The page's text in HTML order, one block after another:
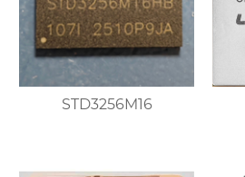
STD3256M16